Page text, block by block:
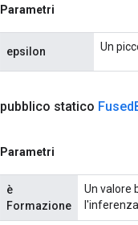
Parametri
epsilon Un
pubblico statico Fused
Parametri
è
Formazione
Un valore
l'inferenza.